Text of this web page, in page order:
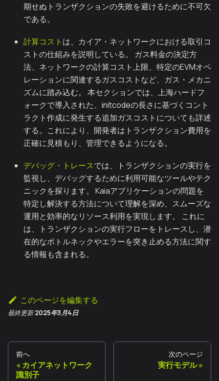
期せぬトランザクションの失敗を避けるために不可欠
である。
計算コスト は、カイア・ネットワークにおける取引コ
ストの仕組みを説明している。 ガス料金の決定方
法、ネットワークの計算コスト上限、特定のEVMオペ
レーションに関連するガスコストなど、ガス・メカニ
ズムに踏み込む。 本セクションでは、上海ハードフ
ォークで導入された、initcodeの長さに基づくコント
ラクト作成に発生する追加ガスコストについても詳述
する。これにより、開発者はトランザクション費用を
正確に見積もり、管理できるようになる。
デバッグ・トレースでは、トランザクションの実行を
監視し、デバッグするために利用可能なツールやテク
ニックを探ります。 Kaiaアプリケーションの問題を
特定し解決する方法について理解を深め、スムーズな
運用と効率的なリソース利用を実現します。 これに
は、トランザクションの実行フローをトレースし、潜
在的なボトルネックやエラーを突き止める方法に関す
る情報も含まれる。
このページを編集する
最終更新 2025年3月4日
前へ
カイアネットワーク
識別子
次のページ
実行モデル